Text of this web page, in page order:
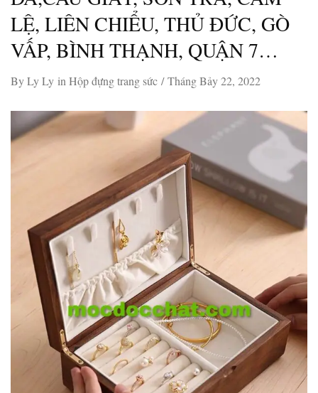
LỆ, LIÊN CHIỂU, THỦ ĐỨC, GÒ
VẤP, BÌNH THẠNH, QUẬN 7…
ByLy Ly in Hộp đựng trang sức Tháng Bảy 22, 2022